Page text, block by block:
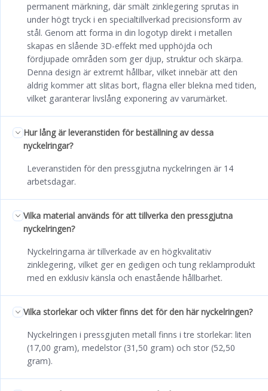
permanent märkning, där smält zinklegering sprutas in
under högt tryck i en specialtillverkad precisionsform av
stål. Genom att forma in din logotyp direkt i metallen
skapas en slående 3D-effekt med upphöjda och
fördjupade områden som ger djup, struktur och skärpa.
Denna design är extremt hållbar, vilket innebär att den
aldrig kommer att slitas bort, flagna eller blekna med tiden,
vilket garanterar livslång exponering av varumärket.
Hur lång är leveranstiden för beställning av dessa
nyckelringar?
Leveranstiden för den pressgjutna nyckelringen är 14
arbetsdagar.
Vilka material används för att tillverka den pressgjutna
nyckelringen?
Nyckelringarna är tillverkade av en högkvalitativ
zinklegering, vilket ger en gedigen och tung reklamprodukt
med en exklusiv känsla och enastående hållbarhet.
Vilka storlekar och vikter finns det för den här nyckelringen?
Nyckelringen i pressgjuten metall finns i tre storlekar: liten
(17,00 gram), medelstor (31,50 gram) och stor (52,50
gram).